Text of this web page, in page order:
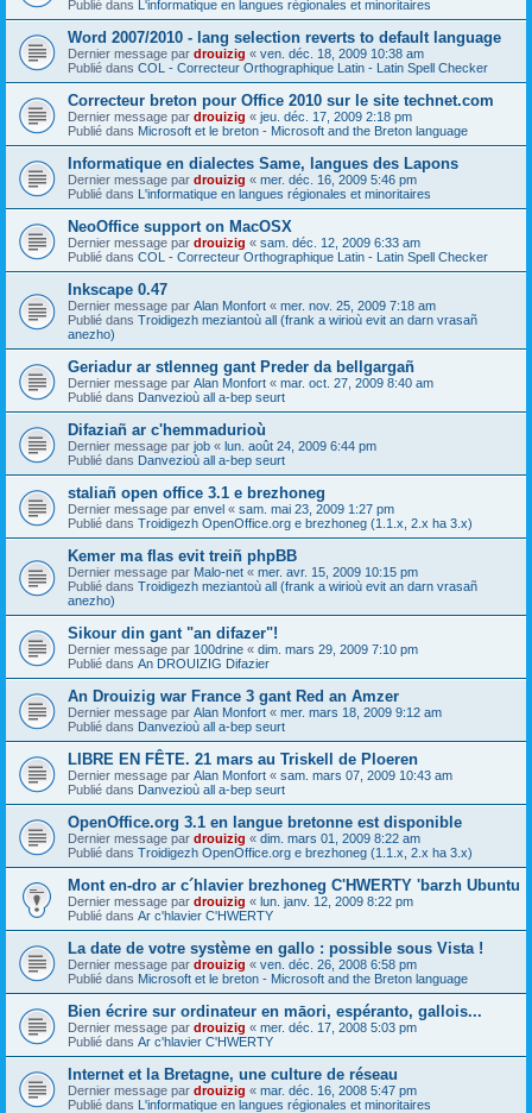
Publié dans L'informatique en langues régionales et minoritaires
Word 2007/2010 - lang selection reverts to default language
Dernier message par drouizig « ven. déc. 18, 2009 10:38 am
Publié dans COL - Correcteur Orthographique Latin - Latin Spell Checker
Correcteur breton pour Office 2010 sur le site technet.com
Dernier message par drouizig « jeu. déc. 17, 2009 2:18 pm
Publié dans Microsoft et le breton - Microsoft and the Breton language
Informatique en dialectes Same, langues des Lapons
Dernier message par drouizig « mer. déc. 16, 2009 5:46 pm
Publié dans L'informatique en langues régionales et minoritaires
NeoOffice support on MacOSX
Dernier message par drouizig « sam. déc. 12, 2009 6:33 am
Publié dans COL - Correcteur Orthographique Latin - Latin Spell Checker
Inkscape 0.47
Dernier message par Alan Monfort « mer. nov. 25, 2009 7:18 am
Publié dans Troidigezh meziantoù all (frank a wirioù evit an darn vrasañ
anezho)
Geriadur ar stlenneg gant Preder da bellgargañ
Dernier message par Alan Monfort « mar. oct. 27, 2009 8:40 am
Publié dans Danvezioù all a-bep seurt
Difaziañ ar c'hemmadurioù
Dernier message par job « lun. août 24, 2009 6:44 pm
Publié dans Danvezioù all a-bep seurt
staliañ open office 3.1 e brezhoneg
Dernier message par envel « sam. mai 23, 2009 1:27 pm
Publié dans Troidigezh OpenOffice.org e brezhoneg (1.1.x, 2.x ha 3.x)
Kemer ma flas evit treiñ phpBB
Dernier message par Malo-net « mer. avr. 15, 2009 10:15 pm
Publié dans Troidigezh meziantoù all (frank a wirioù evit an darn vrasañ
anezho)
Sikour din gant "an difazer"!
Dernier message par 100drine « dim. mars 29, 2009 7:10 pm
Publié dans An DROUIZIG Difazier
An Drouizig war France 3 gant Red an Amzer
Dernier message par Alan Monfort « mer. mars 18, 2009 9:12 am
Publié dans Danvezioù all a-bep seurt
LIBRE EN FÊTE. 21 mars au Triskell de Ploeren
Dernier message par Alan Monfort « sam. mars 07, 2009 10:43 am
Publié dans Danvezioù all a-bep seurt
OpenOffice.org 3.1 en langue bretonne est disponible
Dernier message par drouizig « dim. mars 01, 2009 8:22 am
Publié dans Troidigezh OpenOffice.org e brezhoneg (1.1.x, 2.x ha 3.x)
Mont en-dro ar c´hlavier brezhoneg C'HWERTY 'barzh Ubuntu
Dernier message par drouizig « lun. janv. 12, 2009 8:22 pm
Publié dans Ar c'hlavier C'HWERTY
La date de votre système en gallo : possible sous Vista !
Dernier message par drouizig « ven. déc. 26, 2008 6:58 pm
Publié dans Microsoft et le breton - Microsoft and the Breton language
Bien écrire sur ordinateur en māori, espéranto, gallois...
Dernier message par drouizig « mer. déc. 17, 2008 5:03 pm
Publié dans Ar c'hlavier C'HWERTY
Internet et la Bretagne, une culture de réseau
Dernier message par drouizig « mar. déc. 16, 2008 5:47 pm
Publié dans L'informatique en langues régionales et minoritaires